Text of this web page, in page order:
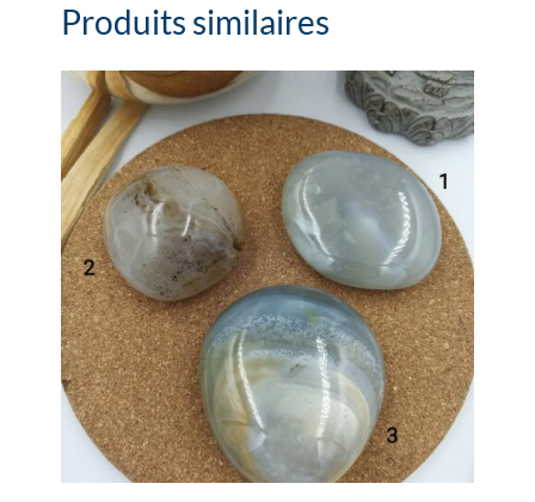
Produits similaires